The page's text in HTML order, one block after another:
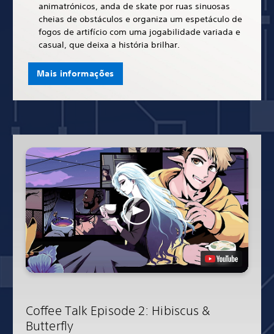
animatrónicos, anda de skate por ruas sinuosas
cheias de obstáculos e organiza um espetáculo de
fogos de artifício com uma jogabilidade variada e
casual, que deixa a história brilhar.
Mais informações
Coffee Talk Episode 2: Hibiscus &
Butterfly